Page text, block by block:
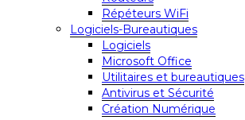
Répéteurs WiFi
Logiciels-Bureautiques
Logiciels
Microsoft Office
Utilitaires et bureautiques
Antivirus et Sécurité
Création Numérique